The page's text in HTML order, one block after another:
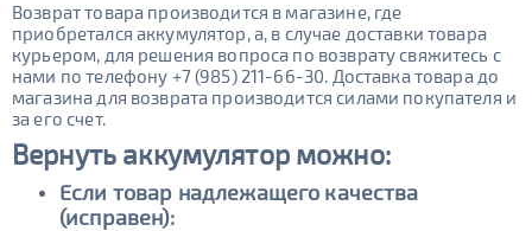
Возврат товара производится в магазине, где
приобретался аккумулятор, а, в случае доставки товара
курьером, для решения вопроса по возврату свяжитесь с
нами по телефону +7 (985) 211-66-30. Доставка товара до
магазина для возврата производится силами покупателя и
за его счет.
Вернуть аккумулятор можно:
Если товар надлежащего качества
(исправен):